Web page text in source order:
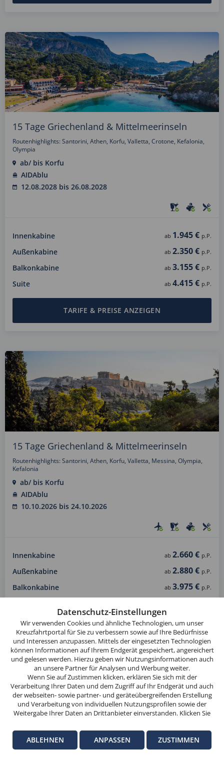
15 Tage Griechenland & Mittelmeerinseln
Routenhighlights: Santorini, Athen, Korfu, Valletta, Crotone, Kefalonia,
Olympia
ab/ bis Korfu
AIDAblu
12.08.2028 bis 26.08.2028
Innenkabine ab 1.945 € p.P.
Außenkabine ab 2.350 € p.P.
Balkonkabine ab 3.155 € p.P.
Suite ab 4.415 € p.P.
TARIFE & PREISE ANZEIGEN
15 Tage Griechenland & Mittelmeerinseln
Routenhighlights: Santorini, Athen, Korfu, Valletta, Messina, Olympia,
Kefalonia
ab/ bis Korfu
AIDAblu
10.10.2026 bis 24.10.2026
Innenkabine ab 2.660 € p.P.
Außenkabine ab 2.880 € p.P.
Balkonkabine ab 3.975 € p.P.
TARIFE & PREISE ANZEIGEN
Fotos:
Olympia: © Pixabay
Korfu: © Adobe Stock
Diese
verwendet
Cookies.
Wenn
Sie
weitersurfen,
stimmen
Sie
der
Cookie-
OK
Datenschutz-Einstellungen
Wir verwenden Cookies und ähnliche Technologien, um unser
Kreuzfahrtportal für Sie zu verbessern sowie auf Ihre Bedürfnisse
und Interessen anzupassen. Mittels der eingesetzten Technologien
können Informationen auf Ihrem Endgerät gespeichert, angereichert
und gelesen werden. Hierzu geben wir Nutzungsinformationen auch
an unsere Partner für Analysen und Werbung weiter.
Wenn Sie auf Zustimmen klicken, erklären Sie sich mit der
Verarbeitung Ihrer Daten und dem Zugriff auf Ihr Endgerät und auch
der webseiten- sowie partner- und geräteübergreifenden Erstellung
und Verarbeitung von individuellen Nutzungsprofilen sowie der
Weitergabe Ihrer Daten an Drittanbieter einverstanden. Klicken Sie
notwendigen Verarbeitungen zustimmen möchten. Klicken Sie auf
Anpassen, um einzelnen Anbietern die Zustimmung zu erteilen.
Weitere Informationen finden Sie in unserenDatenschutz-
ABLEHNEN ANPASSEN ZUSTIMMEN